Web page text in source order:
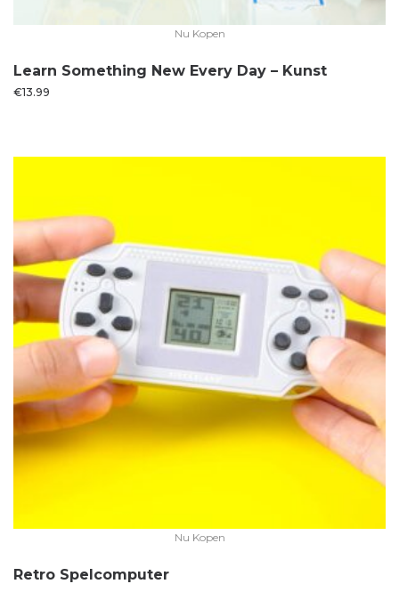
Nu Kopen
Learn Something New Every Day – Kunst
€13.99
Nu Kopen
Retro Spelcomputer